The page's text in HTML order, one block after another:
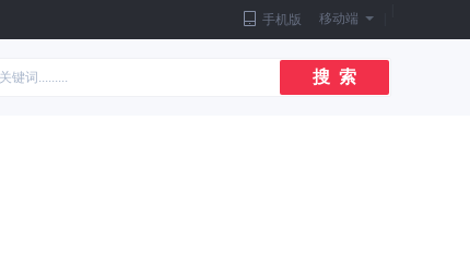
手机版 移动端
搜 索